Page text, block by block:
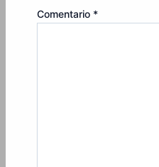
Comentario *